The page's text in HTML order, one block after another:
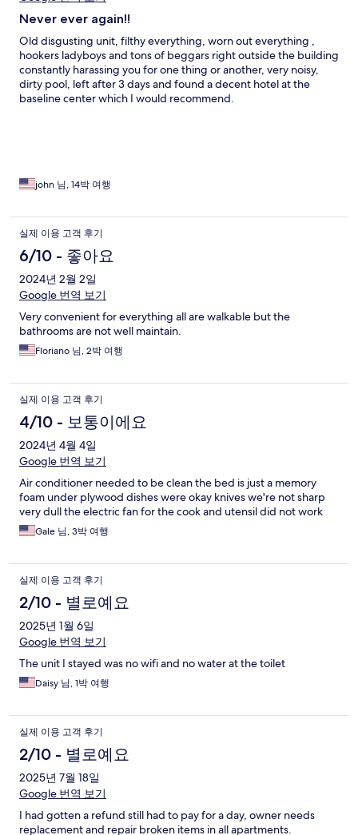
Never ever again!!
Old disgusting unit, filthy everything, worn out everything ,
hookers ladyboys and tons of beggars right outside the building
constantly harassing you for one thing or another, very noisy,
dirty pool, left after 3 days and found a decent hotel at the
baseline center which I would recommend.
john 님, 14박 여행
실제 이용 고객 후기
6/10 - 좋아요
2024년 2월 2일
Google 번역 보기
Very convenient for everything all are walkable but the
bathrooms are not well maintain.
Floriano 님, 2박 여행
실제 이용 고객 후기
4/10 - 보통이에요
2024년 4월 4일
Google 번역 보기
Air conditioner needed to be clean the bed is just a memory
foam under plywood dishes were okay knives we're not sharp
very dull the electric fan for the cook and utensil did not work
Gale 님, 3박 여행
실제 이용 고객 후기
2/10 - 별로예요
2025년 1월 6일
Google 번역 보기
The unit I stayed was no wifi and no water at the toilet
Daisy 님, 1박 여행
실제 이용 고객 후기
2/10 - 별로예요
2025년 7월 18일
Google 번역 보기
I had gotten a refund still had to pay for a day, owner needs
replacement and repair broken items in all apartments.